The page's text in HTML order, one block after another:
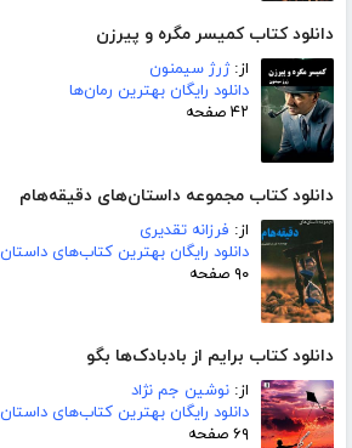
دانلود کتاب کمیسر مگره و پیرزن
از:ژرژ سیمنون
دانلود رایگان بهترین رمان‌ها
۴۲ صفحه
دانلود کتاب مجموعه داستان‌های دقیقه‌هام
از: فرزانه تقدیری
دانلود رایگان بهترین کتاب‌های داستان
۹۰ صفحه
دانلود کتاب برایم از بادبادک‌ها بگو
از: نوشین جم نژاد
دانلود رایگان بهترین کتاب‌های داستان
۶۹ صفحه